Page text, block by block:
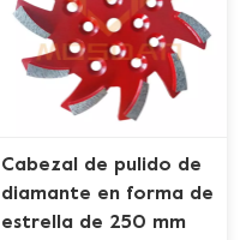
Cabezal de pulido de
diamante en forma de
estrella de 250 mm